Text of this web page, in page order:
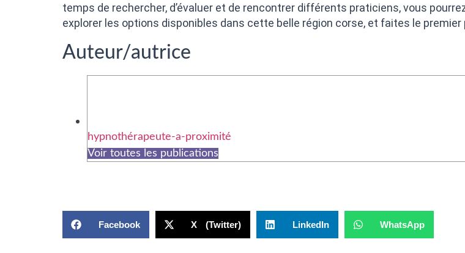
temps de rechercher, d’évaluer et de rencontrer différents praticiens, vous
explorer les options disponibles dans cette belle région corse, et faites le
Auteur/autrice
hypnothérapeute-a-proximité
Voir toutes les publications
Facebook X (Twitter) LinkedIn WhatsApp